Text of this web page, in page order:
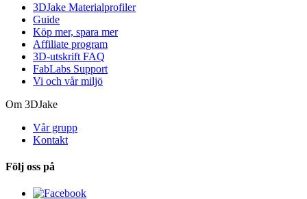
3DJake Materialprofiler
Guide
Köp mer, spara mer
Affiliate program
3D-utskrift FAQ
FabLabs Support
Vi och vår miljö
Om 3DJake
Vår grupp
Kontakt
Följ oss på